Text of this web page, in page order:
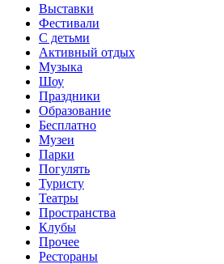
Выставки
Фестивали
С детьми
Активный отдых
Музыка
Шоу
Праздники
Образование
Бесплатно
Музеи
Парки
Погулять
Туристу
Театры
Пространства
Клубы
Прочее
Рестораны